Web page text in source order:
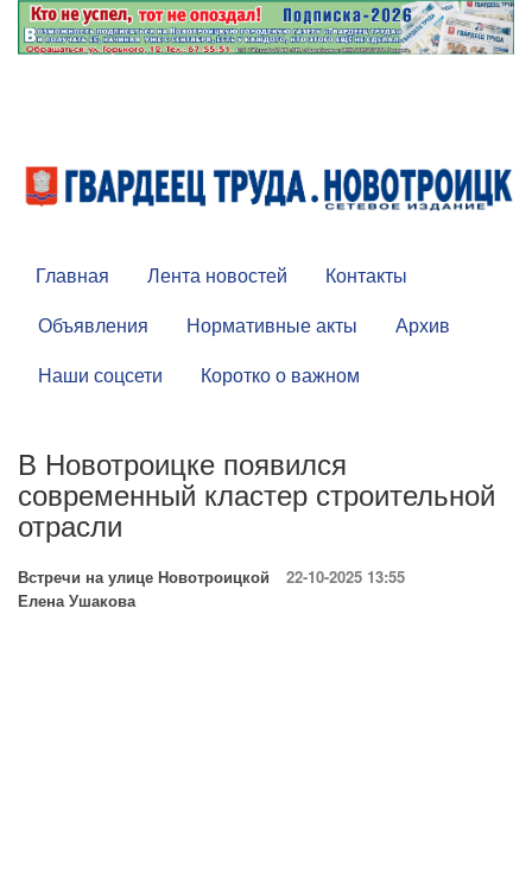
Главная Лента новостей
Контакты
Объявления
Нормативные акты
Архив
Наши соцсети
Коротко о важном
В Новотроицке появился
современный кластер строительной
отрасли
Встречи на улице Новотроицкой
22-10-2025 13:55
Елена Ушакова